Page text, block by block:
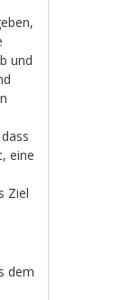
und
eine
Ziel
dem